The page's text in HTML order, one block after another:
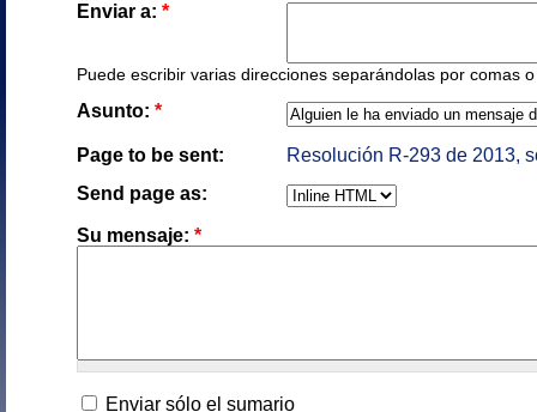
Enviar a: *
Puede escribir varias direcciones separándolas por comas
Asunto: *
Page to be sent:
Resolución R-293 de 2013,
Send page as:
Su mensaje: *
Enviar sólo el sumario